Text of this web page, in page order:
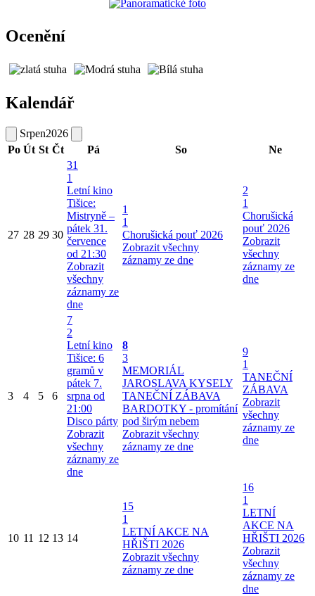
Ocenění
Kalendář
Srpen2026
Po Út St Čt Pá So Ne
27 28 29 30
31
1
Letní kino
Tišice:
Mistryně –
pátek 31.
července
od 21:30
Zobrazit
všechny
záznamy ze
dne
1
1
Chorušická pouť 2026
Zobrazit všechny
záznamy ze dne
2
1
Chorušická
pouť 2026
Zobrazit
všechny
záznamy ze
dne
3 4 5 6
7
2
Letní kino
Tišice: 6
gramů v
pátek 7.
srpna od
21:00
Disco párty
Zobrazit
všechny
záznamy ze
dne
8
3
MEMORIÁL
JAROSLAVA KYSELY
TANEČNÍ ZÁBAVA
BARDOTKY - promítání
pod širým nebem
Zobrazit všechny
záznamy ze dne
9
1
TANEČNÍ
ZÁBAVA
Zobrazit
všechny
záznamy ze
dne
10 11 12 13 14
15
1
LETNÍ AKCE NA
HŘIŠTI 2026
Zobrazit všechny
záznamy ze dne
16
1
LETNÍ
AKCE NA
HŘIŠTI 2026
Zobrazit
všechny
záznamy ze
dne